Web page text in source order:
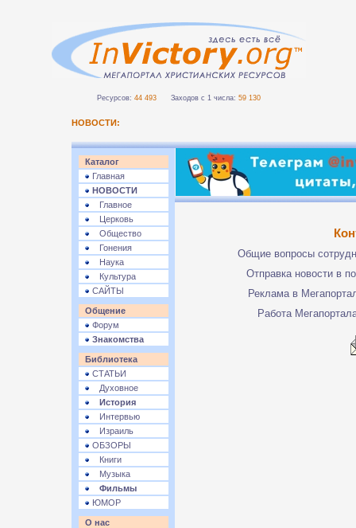
Ресурсов: 44 493 Заходов с 1 числа: 59 130
НОВОСТИ:
Каталог
Главная
НОВОСТИ
Главное
Церковь
Общество
Гонения
Наука
Культура
САЙТЫ
Общение
Форум
Знакомства
Библиотека
СТАТЬИ
Духовное
История
Интервью
Израиль
ОБЗОРЫ
Книги
Музыка
Фильмы
ЮМОР
О нас
Общие вопросы
Отправка новости в
Реклама в
Работа